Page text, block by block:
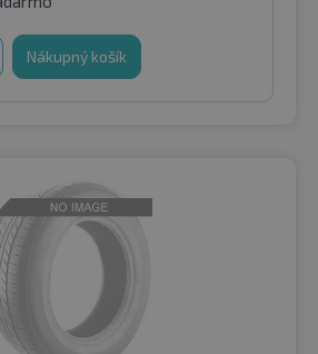
Nákupný košík